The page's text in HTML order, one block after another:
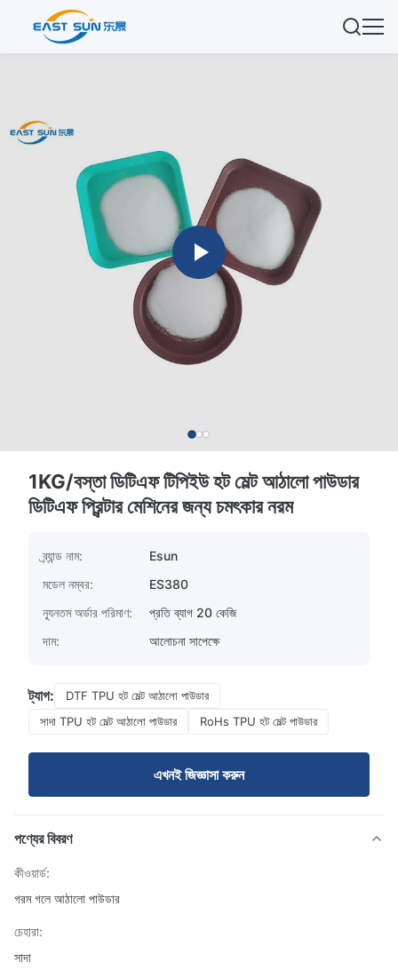
1KG/বস্তা ডিটিএফ টিপিইউ হট মেল্ট আঠালো পাউডার
ডিটিএফ প্রিন্টার মেশিনের জন্য চমৎকার নরম
ব্র্যান্ড নাম:
Esun
মডেল নম্বর:
ES380
ন্যূনতম অর্ডার পরিমাণ:
প্রতি ব্যাগ 20 কেজি
দাম:
আলোচনা সাপেক্ষে
ট্যাগ:
DTF TPU হট মেল্ট আঠালো পাউডার
সাদা TPU হট মেল্ট আঠালো পাউডার
RoHs TPU হট মেল্ট পাউডার
এখনই জিজ্ঞাসা করুন
পণ্যের বিবরণ
কীওয়ার্ড:
গরম গলে আঠালো পাউডার
চেহারা:
সাদা